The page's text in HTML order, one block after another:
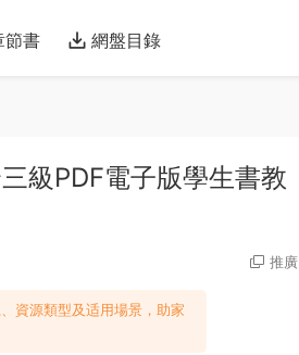
節書 網盤目錄
級PDF電子版學生書教
推廣
資源類型及适用場景，助家